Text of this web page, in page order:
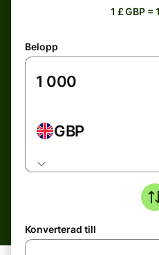
1 £ GBP =
Belopp
GBP
Konverterad till